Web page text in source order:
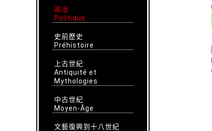
政治
Politique
史前歷史
Préhistoire
上古世紀
Antiquité et
Mythologies
中古世紀
Moyen-Âge
文藝復興到十八世紀